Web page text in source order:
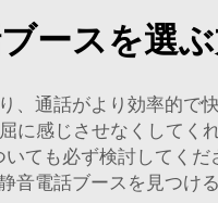
ースを選
、通話がより効率的で
に感じさせなくしてく
ても必ず検討してくだ
電話ブースを見つけ